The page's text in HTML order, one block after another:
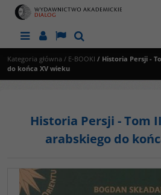
MenuPanelLangSzukaj
Kategoria główna / E-BOOKI / Historia Persji -
do końca XV wieku
Historia Persji - Tom
arabskiego do